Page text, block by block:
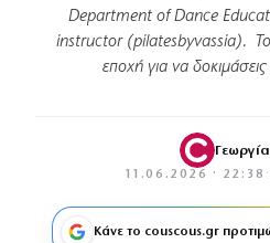
Department of Dance
instructor (pilatesbyvassia). Το
εποχή για να
11.06.2026 · 22:38 ·
Κάνε το couscous.gr